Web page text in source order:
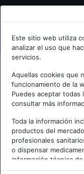
Bienvenid@ a
Escribe tu Email
Accede o regístrate
Este sitio web utiliza
analizar el uso que
servicios.
Aquellas cookies que
funcionamiento de la
Puedes aceptar todas
consultar más
Toda la información
productos del
profesionales
o dispensar
información técnica
meramente